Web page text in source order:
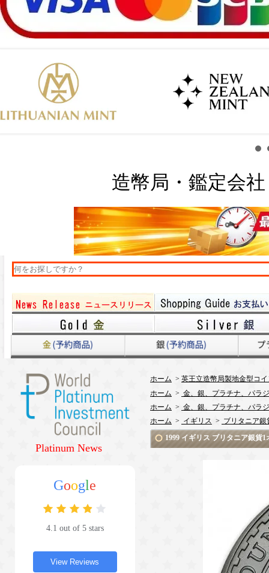
造幣局・鑑定会
Platinum News
Google
4.1 out of 5 stars
View Reviews
ホーム > 英王立造幣局製地金型コ
ホーム > 金、銀、プラチナ、パラ
ホーム > 金、銀、プラチナ、パラ
ホーム > イギリス > ブリタニア銀
1999 イギリス ブリタニア銀貨